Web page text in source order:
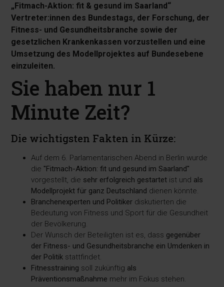
„Fitmach-Aktion: fit & gesund im Saarland“
Vertreter:innen des Bundestags, der Forschung, der
Fitness- und Gesundheitsbranche sowie der
gesetzlichen Krankenkassen vorzustellen und eine
Umsetzung des Modellprojektes auf Bundesebene
einzuleiten.
Sie haben nur 1
Minute Zeit?
Die wichtigsten Fakten in Kürze:
Auf dem 6. Parlamentarischen Abend in Berlin wurde
die "Fitmach-Aktion: fit und gesund im Saarland"
vorgestellt, die sehr erfolgreich gestartet ist und als
Modellprojekt für ganz Deutschland dienen könnte.
Branchenexperten und Politiker diskutierten die
Bedeutung von Fitness und Sport für die Gesundheit
der Bevölkerung.
Der Wunsch der Beteiligten ist es, dass gegenüber
der Fitness- und Gesundheitsbranche ein Umdenken in
der Politik stattfindet.
Fitnesstraining soll zukünftig als
Präventionsmaßnahme mehr im Fokus stehen.